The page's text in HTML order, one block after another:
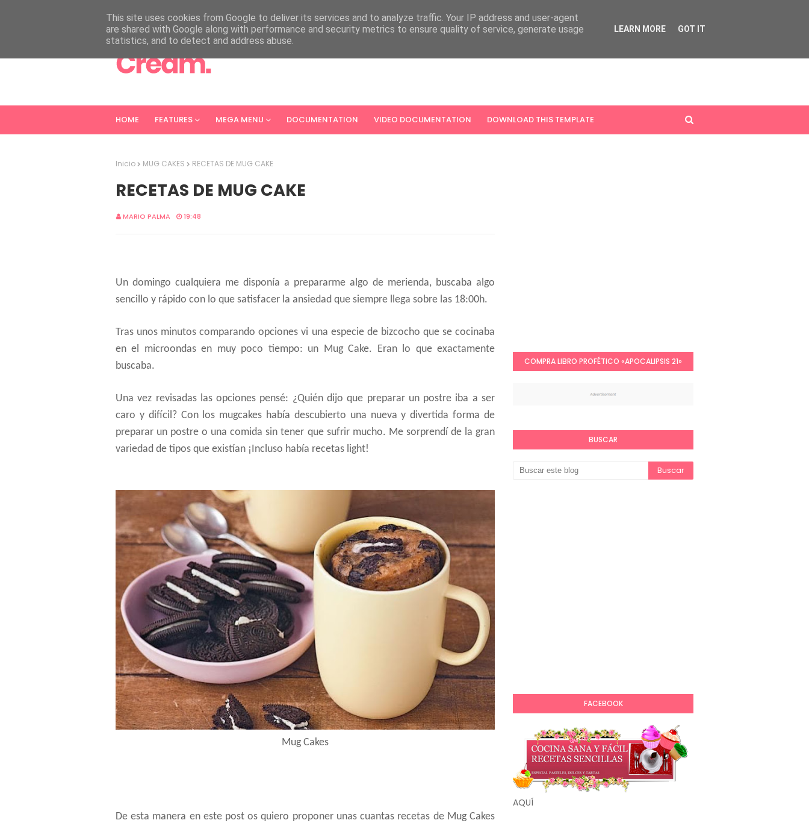
HOME FEATURES MEGA MENU DOCUMENTATION VIDEO DOCUMENTATION DOWNLOAD THIS TEMPLATE
Inicio MUG CAKES RECETAS DE MUG CAKE
RECETAS DE MUG CAKE
MARIO PALMA 19:48
Un domingo cualquiera me disponía a prepararme algo de merienda, buscaba algo
sencillo y rápido con lo que satisfacer la ansiedad que siempre llega sobre las 18:00h.
Tras unos minutos comparando opciones vi una especie de bizcocho que se cocinaba
en el microondas en muy poco tiempo: un Mug Cake. Eran lo que exactamente
buscaba.
Una vez revisadas las opciones pensé: ¿Quién dijo que preparar un postre iba a ser
caro y difícil? Con los mugcakes había descubierto una nueva y divertida forma de
preparar un postre o una comida sin tener que sufrir mucho. Me sorprendí de la gran
variedad de tipos que existían ¡Incluso había recetas light!
Mug Cakes
De esta manera en este post os quiero proponer unas cuantas recetas de Mug Cakes
COMPRA LIBRO PROFÉTICO «APOCALIPSIS 21»
BUSCAR
FACEBOOK
AQUÍ
This site uses cookies from Google to deliver its services and to analyze traffic. Your IP address and user-agent
are shared with Google along with performance and security metrics to ensure quality of service, generate usage
statistics, and to detect and address abuse.
LEARN MORE GOT IT